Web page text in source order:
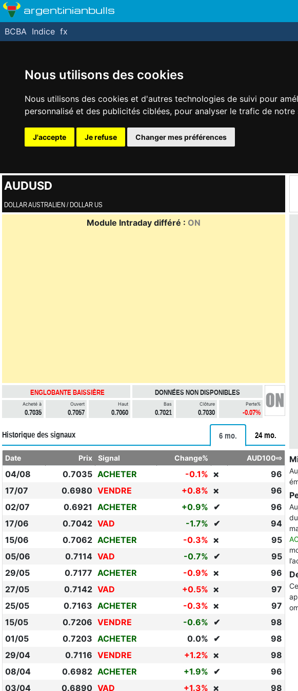
Nous utilisons des cookies
Nous utilisons des cookies et d'autres technologies de suivi pour
personnalisé et des publicités ciblées, pour analyser le trafic de
J'accepte Je refuse Changer mes préférences
argentinianbulls
BCBA Indice fx
AUDUSD
DOLLAR AUSTRALIEN / DOLLAR US
Module Intraday différé : ON
ENGLOBANTE BAISSIÈRE DONNÉES NON DISPONIBLES
Acheté à
0.7035
Ouvert
0.7057
Haut
0.7060
Bas
0.7021
Clôture
0.7030
Perte%
-0.07%
Historique des signaux 6 mo. 24 mo.
Date Prix Signal Change% AUD100⇨
04/08 0.7035 ACHETER -0.1% ❌
96
17/07
0.6980 VENDRE +0.8% ❌
96
02/07
0.6921 ACHETER +0.9% ✔
96
17/06
0.7042 VAD -1.7% ✔
94
15/06
0.7062 ACHETER -0.3% ❌
95
05/06
0.7114 VAD -0.7% ✔
95
29/05
0.7177 ACHETER -0.9% ❌
96
27/05
0.7142 VAD +0.5% ❌
97
25/05
0.7163 ACHETER -0.3% ❌
97
15/05
0.7206 VENDRE -0.6% ✔
98
01/05
0.7203 ACHETER 0.0% ✔
98
29/04
0.7116 VENDRE +1.2% ❌
98
08/04
0.6982 ACHETER +1.9% ✔
96
03/04
0.6890 VAD +1.3% ❌ 98